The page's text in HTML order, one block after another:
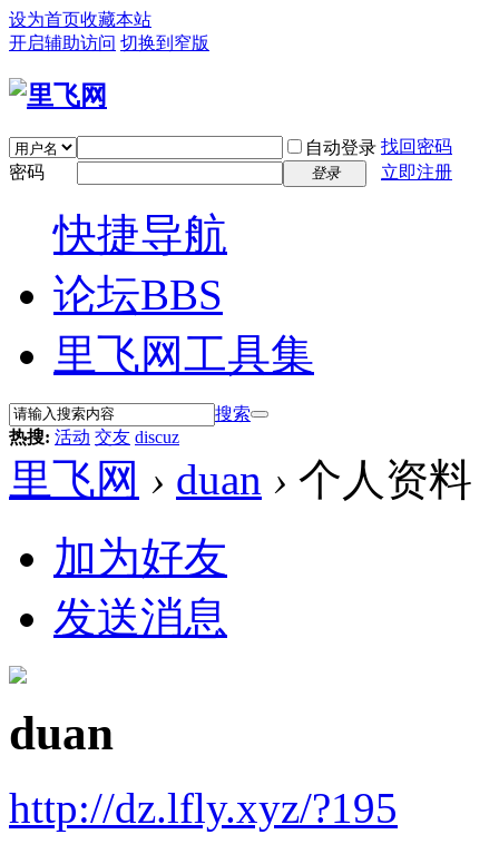
设为首页收藏本站
开启辅助访问 切换到窄版
自动登录 找回密码
密码
登录 立即注册
快捷导航
论坛BBS
里飞网工具集
搜索
热搜: 活动 交友 discuz
里飞网 › duan › 个人资料
加为好友
发送消息
duan
http://dz.lfly.xyz/?195